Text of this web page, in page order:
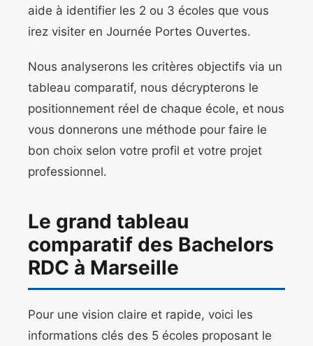
aide à identifier les 2 ou 3 écoles que vous
irez visiter en Journée Portes Ouvertes.
Nous analyserons les critères objectifs via un
tableau comparatif, nous décrypterons le
positionnement réel de chaque école, et nous
vous donnerons une méthode pour faire le
bon choix selon votre profil et votre projet
professionnel.
Le grand tableau
comparatif des Bachelors
RDC à Marseille
Pour une vision claire et rapide, voici les
informations clés des 5 écoles proposant le